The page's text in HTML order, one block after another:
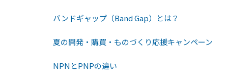
バンドギャップ（Band Gap）とは？
夏の開発・購買・ものづくり応援キャンペーン
NPNとPNPの違い